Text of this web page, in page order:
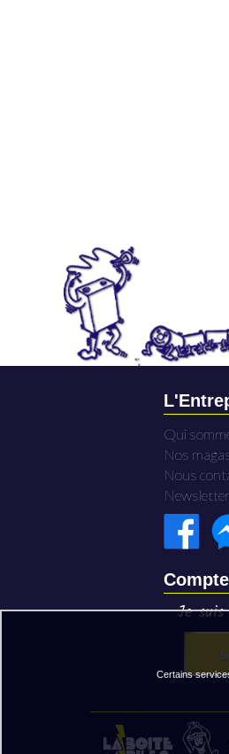
Qui
Nos
Nous
Newsletter
Compte
Je
Certains